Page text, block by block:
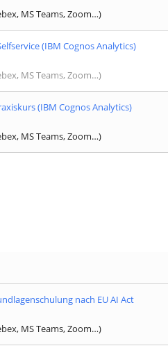
MS Teams, Zoom…)
(IBM Cognos Analytics)
MS Teams, Zoom…)
(IBM Cognos Analytics)
MS Teams, Zoom…)
nach EU AI Act
MS Teams, Zoom…)